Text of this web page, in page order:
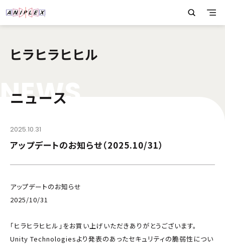
ヒラヒラヒヒル
NEWS
ニュース
2025.10.31
アップデートのお知らせ（2025.10/31）
アップデートのお知らせ
2025/10/31
「ヒラヒラヒヒル」をお買い上げいただきありがとうございます。
Unity Technologiesより発表のあったセキュリティの脆弱性につい